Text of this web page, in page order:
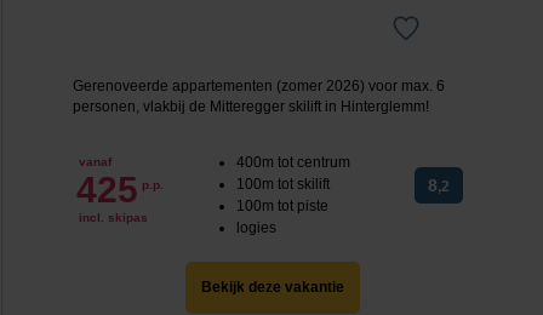
Gerenoveerde appartementen (zomer 2026) voor max. 6
personen, vlakbij de Mitteregger skilift in Hinterglemm!
vanaf
425 p.p.
incl. skipas
400m tot centrum
100m tot skilift
100m tot piste
logies
8,2
Bekijk deze vakantie